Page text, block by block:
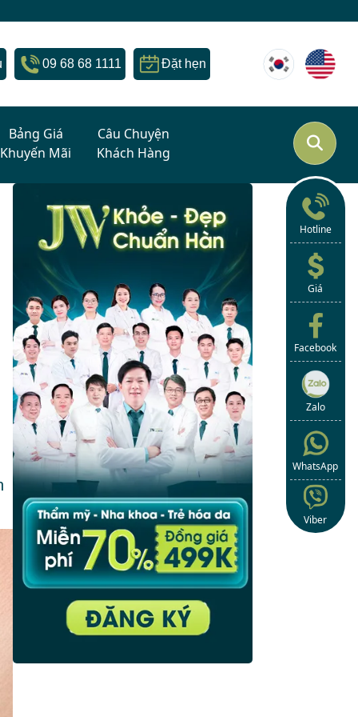
09 68 68 1111 Đặt hẹn
Bảng Giá
Khuyến Mãi
Câu Chuyện
Khách Hàng
Hotline
Giá
Facebook
Zalo
WhatsApp
Viber